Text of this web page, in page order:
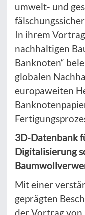
umwelt- und
In ihrem
nachhaltigen
Banknoten“
globalen
europaweiten
3D-Datenbank
Digitalisierung
Mit einer
geprägten
der Vortrag von